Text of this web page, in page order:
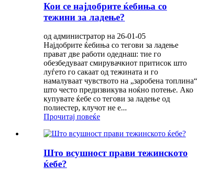
Кои се најдобрите ќебиња со
тежини за ладење?
од администратор на 26-01-05
Најдобрите ќебиња со тегови за ладење
прават две работи одеднаш: тие го
обезбедуваат смирувачкиот притисок што
луѓето го сакаат од тежината и го
намалуваат чувството на „заробена топлина“
што често предизвикува ноќно потење. Ако
купувате ќебе со тегови за ладење од
полиестер, клучот не е...
Прочитај повеќе
Што всушност прави тежинското
ќебе?